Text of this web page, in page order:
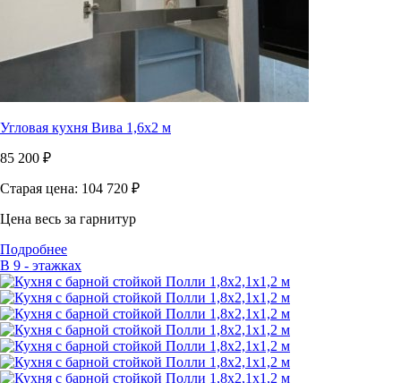
Угловая кухня Вива 1,6х2 м
85 200 ₽
Старая цена: 104 720 ₽
Цена весь за гарнитур
Подробнее
В 9 - этажках